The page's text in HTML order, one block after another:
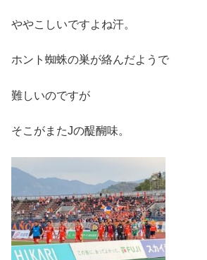
ややこしいですよね汗。
ホント蜘蛛の巣が絡んだようで
難しいのですが
そこがまたJの醍醐味。